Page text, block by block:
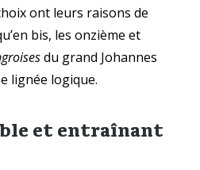
ont leurs raisons de
bis, les onzième et
du grand Johannes
lignée logique.
et entraînant